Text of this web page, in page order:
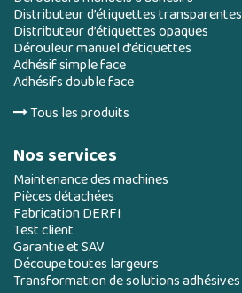
Distributeur d’étiquettes transparentes
Distributeur d’étiquettes opaques
Dérouleur manuel d’étiquettes
Adhésif simple face
Adhésifs double face
Tous les produits
Nos services
Maintenance des machines
Pièces détachées
Fabrication DERFI
Test client
Garantie et SAV
Découpe toutes largeurs
Transformation de solutions adhésives